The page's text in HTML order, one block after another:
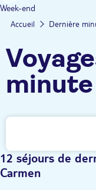
Week-end
Accueil Dernière
minute
12 séjours de
Carmen